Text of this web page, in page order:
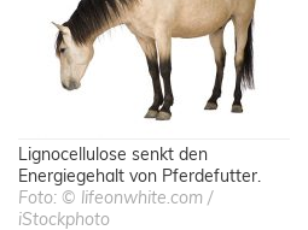
Lignocellulose senkt den
Energiegehalt von Pferdefutter.
Foto: © lifeonwhite.com /
iStockphoto